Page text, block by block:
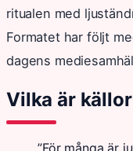
ritualen med
Formatet har följt
dagens
Vilka är